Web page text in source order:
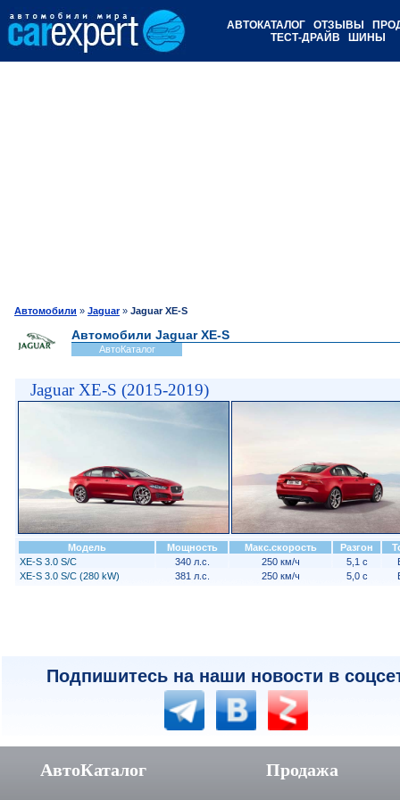
АВТОКАТАЛОГ ОТЗЫВЫ
ТЕСТ-ДРАЙВ
ШИНЫ
Автомобили » Jaguar» Jaguar XE-S
Автомобили Jaguar XE-S
АвтоКаталог
Jaguar XE-S (2015-2019)
Модель Мощность Макс.скорость Разгон
XE-S 3.0 S/C
340 л.с. 250 км/ч 5,1 с
XE-S 3.0 S/C (280 kW)
381 л.с. 250 км/ч 5,0 с
Подпишитесь на наши новости в
АвтоКаталог Продажа